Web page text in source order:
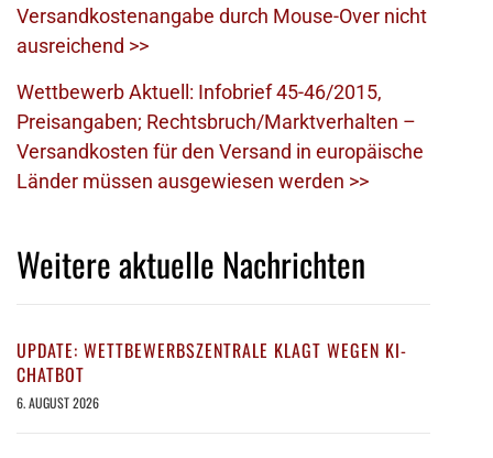
Versandkostenangabe durch Mouse-Over nicht
ausreichend >>
Wettbewerb Aktuell: Infobrief 45-46/2015,
Preisangaben; Rechtsbruch/Marktverhalten –
Versandkosten für den Versand in europäische
Länder müssen ausgewiesen werden >>
Weitere aktuelle Nachrichten
UPDATE: WETTBEWERBSZENTRALE KLAGT WEGEN KI-
CHATBOT
6. AUGUST 2026